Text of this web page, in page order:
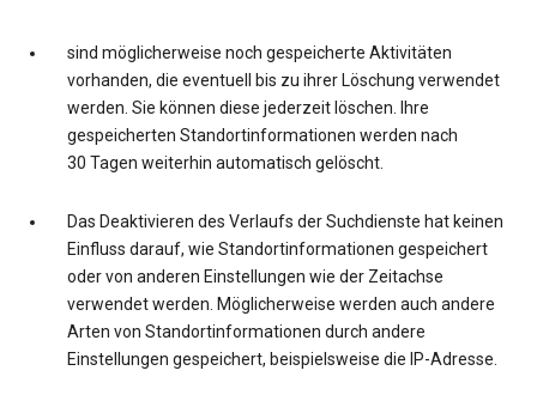
sind möglicherweise noch gespeicherte Aktivitäten
vorhanden, die eventuell bis zu ihrer Löschung verwendet
werden. Sie können diese jederzeit löschen. Ihre
gespeicherten Standortinformationen werden nach
30 Tagen weiterhin automatisch gelöscht.
Das Deaktivieren des Verlaufs der Suchdienste hat keinen
Einfluss darauf, wie Standortinformationen gespeichert
oder von anderen Einstellungen wie der Zeitachse
verwendet werden. Möglicherweise werden auch andere
Arten von Standortinformationen durch andere
Einstellungen gespeichert, beispielsweise die IP-Adresse.